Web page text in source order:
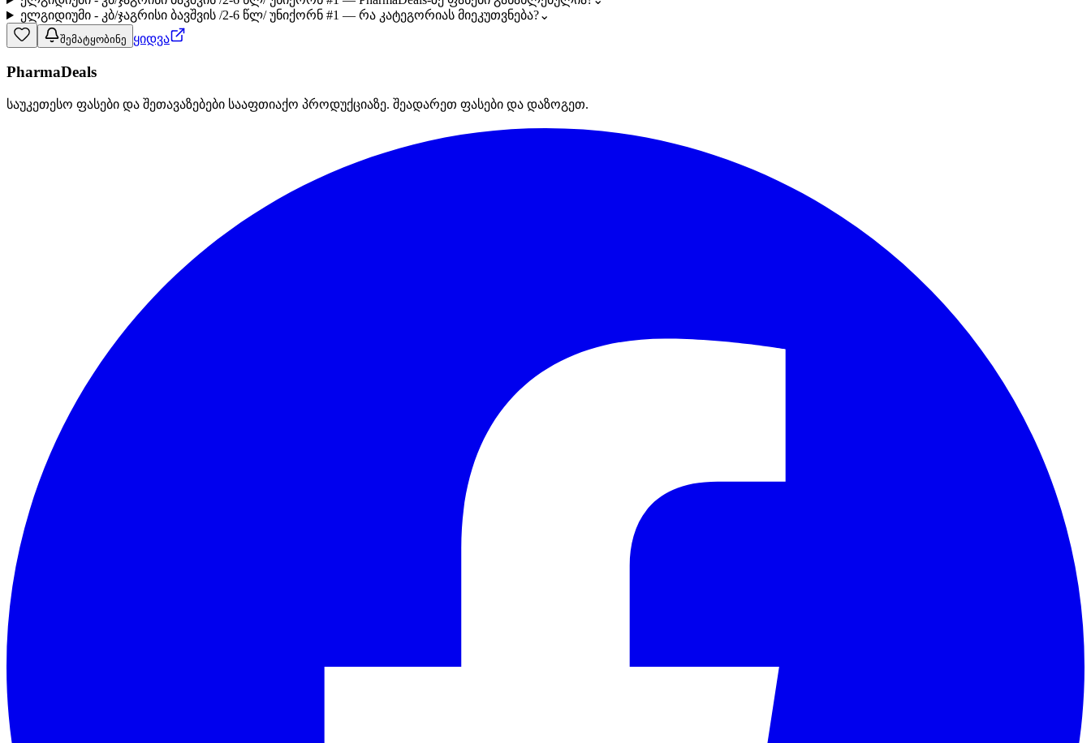
ელგიდიუმი - კბ/ჯაგრისი ბავშვის /2-6 წლ/ უნიქორნ #1 — რა კატეგორიას მიეკუთვნება?⌄
შემატყობინე ყიდვა
PharmaDeals
საუკეთესო ფასები და შეთავაზებები სააფთიაქო პროდუქციაზე. შეადარეთ ფასები და დაზოგეთ.